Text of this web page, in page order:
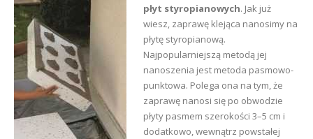
płyt styropianowych. Jak już
wiesz, zaprawę klejąca nanosimy na
płytę styropianową.
Najpopularniejszą metodą jej
nanoszenia jest metoda pasmowo-
punktowa. Polega ona na tym, że
zaprawę nanosi się po obwodzie
płyty pasmem szerokości 3–5 cm i
dodatkowo, wewnątrz powstałej